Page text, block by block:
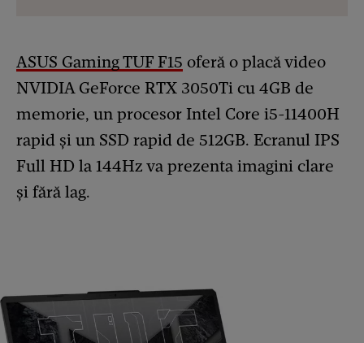
ASUS Gaming TUF F15 oferă o placă video
NVIDIA GeForce RTX 3050Ti cu 4GB de
memorie, un procesor Intel Core i5-11400H
rapid și un SSD rapid de 512GB. Ecranul IPS
Full HD la 144Hz va prezenta imagini clare
și fără lag.